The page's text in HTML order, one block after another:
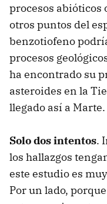
procesos abióticos
otros puntos del
benzotiofeno
procesos
ha encontrado su
asteroides en la
llegado así a Marte.
Solo dos intentos.
los hallazgos
este estudio es
Por un lado,